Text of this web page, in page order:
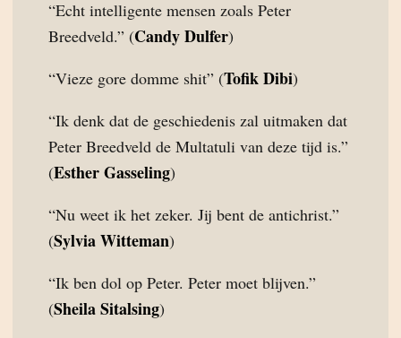
“Echt intelligente mensen zoals Peter
Breedveld.” (Candy Dulfer)
“Vieze gore domme shit” (Tofik Dibi)
“Ik denk dat de geschiedenis zal uitmaken dat
Peter Breedveld de Multatuli van deze tijd is.”
(Esther Gasseling)
“Nu weet ik het zeker. Jij bent de antichrist.”
(Sylvia Witteman)
“Ik ben dol op Peter. Peter moet blijven.”
(Sheila Sitalsing)